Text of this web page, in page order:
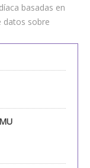
basadas en
datos sobre